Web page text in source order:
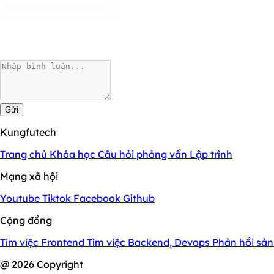
Gửi
Kungfutech
Trang chủ Khóa học Câu hỏi phỏng vấn Lập trình
Mạng xã hội
Youtube Tiktok Facebook Github
Cộng đồng
Tìm việc Frontend Tìm việc Backend, Devops Phản hồi
@ 2026 Copyright